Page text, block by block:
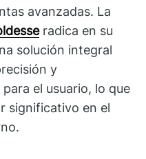
avanzadas. La
radica en su
solución integral
y
el usuario, lo que
significativo en el